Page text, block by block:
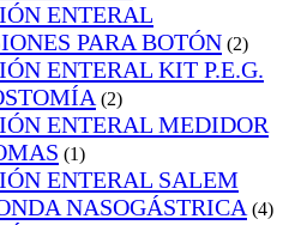
ENTERAL
PARA BOTÓN (2)
ENTERAL KIT P.E.G.
(2)
ENTERAL MEDIDOR
(1)
ENTERAL SALEM
NASOGÁSTRICA (4)